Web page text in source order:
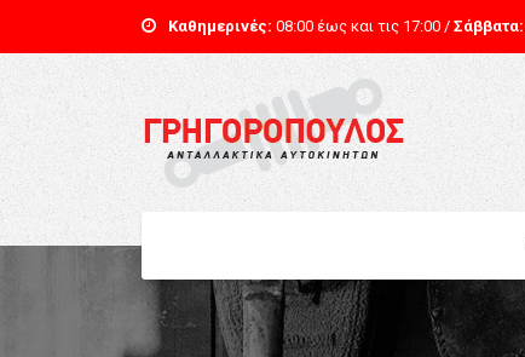
Καθημερινές: 08:00 έως και τις 17:00 / Σάββατα: